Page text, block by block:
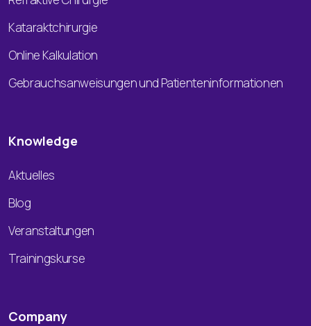
Kataraktchirurgie
Online Kalkulation
Gebrauchsanweisungen und Patienteninformationen
Knowledge
Aktuelles
Blog
Veranstaltungen
Trainingskurse
Company